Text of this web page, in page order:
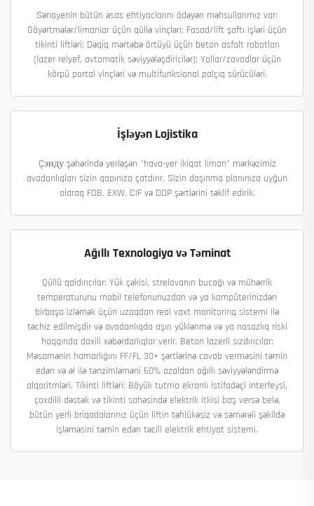
Sənayenin bütün əsas ehtiyaclarını ödəyən məhsullarımız var:
Göyərtmələr/limanlar üçün qüllə vinçləri; Fasad/lift şaftı işləri üçün
tikinti liftləri; Dəqiq mərtəbə örtüyü üçün beton asfalt robotları
(lazer relyef, avtomatik səviyyələşdiricilər); Yollar/zavodlar üçün
körpü portal vinçləri və multifunksional palçıq sürücüləri.
İşləyən Lojistika
Çэнду şəhərində yerləşən "hava-yer ikiqat liman" mərkəzimiz
avadanlıqları sizin qapınıza çatdırır. Sizin daşınma planınıza uyğun
olaraq FOB, EXW, CIF və DDP şərtlərini təklif edirik.
Ağıllı Texnologiya və Təminat
Qüllü qaldırıcılar: Yük çəkisi, strelovanın bucağı və mühərrik
temperaturunu mobil telefonunuzdan və ya kompüterinizdən
birbaşa izləmək üçün uzaqdan real vaxt monitorinq sistemi ilə
təchiz edilmişdir və avadanlıqda aşırı yüklənmə və ya nasazlıq riski
haqqında daxili xəbərdarlıqlar verir. Beton lazerli sızdırıcılar:
Məsamənin hamarlığını FF/FL 30+ şərtlərinə cavab verməsini təmin
edən və əl ilə tənzimləməni 60% azaldan ağıllı səviyyələndirmə
alqoritmləri. Tikinti liftləri: Böyük tutma ekranlı istifadəçi interfeysi,
çoxdilli dəstək və tikinti sahəsində elektrik itkisi baş versə belə,
bütün yerli briqadalarınız üçün liftin təhlükəsiz və səmərəli şəkildə
işləməsini təmin edən təcili elektrik ehtiyat sistemi.